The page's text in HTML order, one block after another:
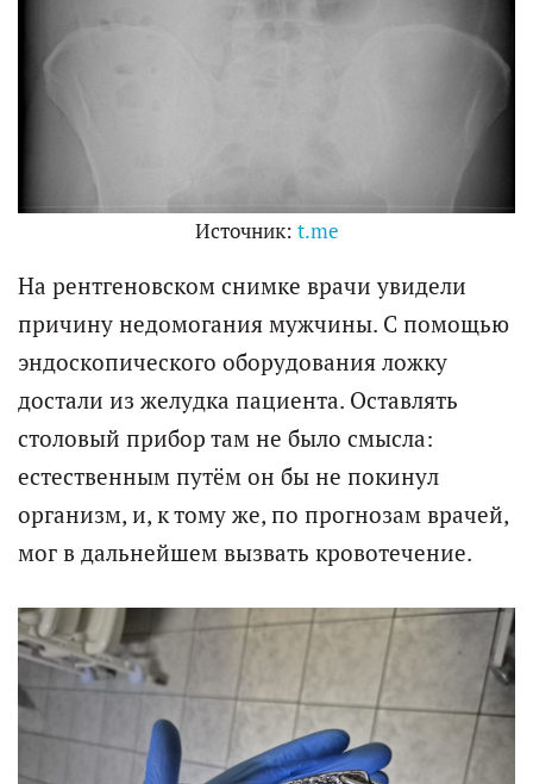
Источник: t.me
На рентгеновском снимке врачи увидели
причину недомогания мужчины. С помощью
эндоскопического оборудования ложку
достали из желудка пациента. Оставлять
столовый прибор там не было смысла:
естественным путём он бы не покинул
организм, и, к тому же, по прогнозам врачей,
мог в дальнейшем вызвать кровотечение.